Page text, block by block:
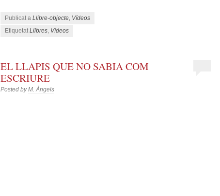
Publicat aLlibre-objecte Vídeos
EtiquetatLlibres Vídeos
EL LLAPIS QUE NO SABIA COM
ESCRIURE
Posted byM. Àngels